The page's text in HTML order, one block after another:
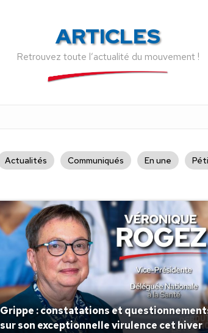
ARTICLES
Retrouvez toute l’actualité du mouvement !
Actualités Communiqués En une
Grippe : constatations et
sur son exceptionnelle virulence cet hiver